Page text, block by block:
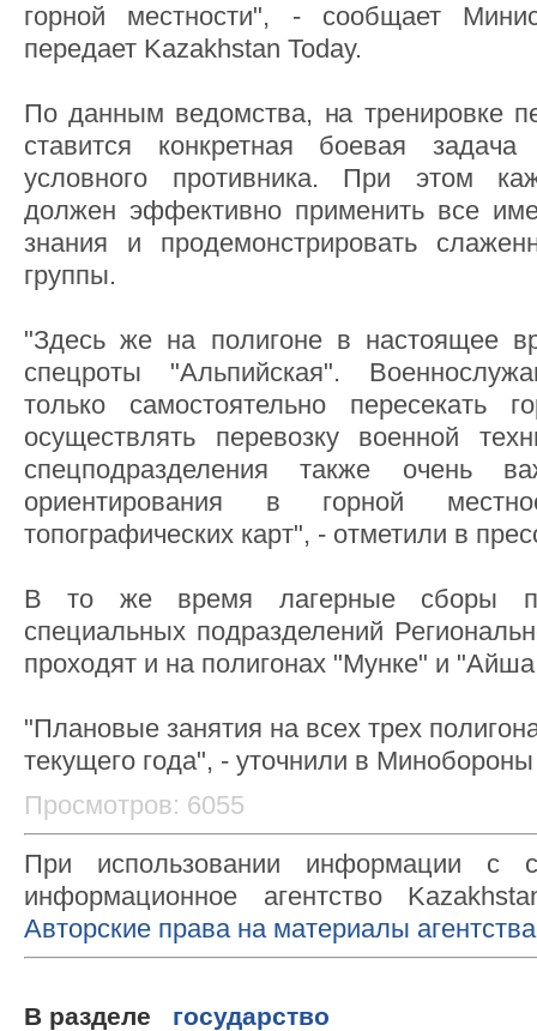
горной местности", - сообщает
передает Kazakhstan Today.
По данным ведомства, на тренировке
ставится конкретная боевая
условного противника. При этом
должен эффективно применить все
знания и продемонстрировать
группы.
"Здесь же на полигоне в настоящее
спецроты "Альпийская".
только самостоятельно
осуществлять перевозку военной
спецподразделения также очень
ориентирования в горной
топографических карт", - отметили в
В то же время лагерные сборы по
специальных подразделений
проходят и на полигонах "Мунке" и
"Плановые занятия на всех трех
текущего года", - уточнили в
Просмотров: 6055
При использовании информации с
информационное агентство
Авторские права на материалы
В разделе государство